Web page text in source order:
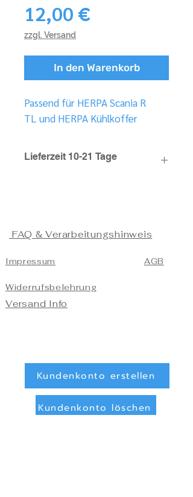
12,00 €Preis
zzgl. Versand
In den Warenkorb
Passend für HERPA Scania R
TL und HERPA Kühlkoffer
Lieferzeit 10-21 Tage
FAQ & Verarbeitungshinweis
Impressum
Widerrufsbelehrung
Versand Info
AGB
Kundenkonto erstellen
Kundenkonto löschen